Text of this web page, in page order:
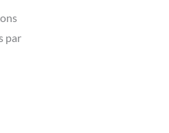
par